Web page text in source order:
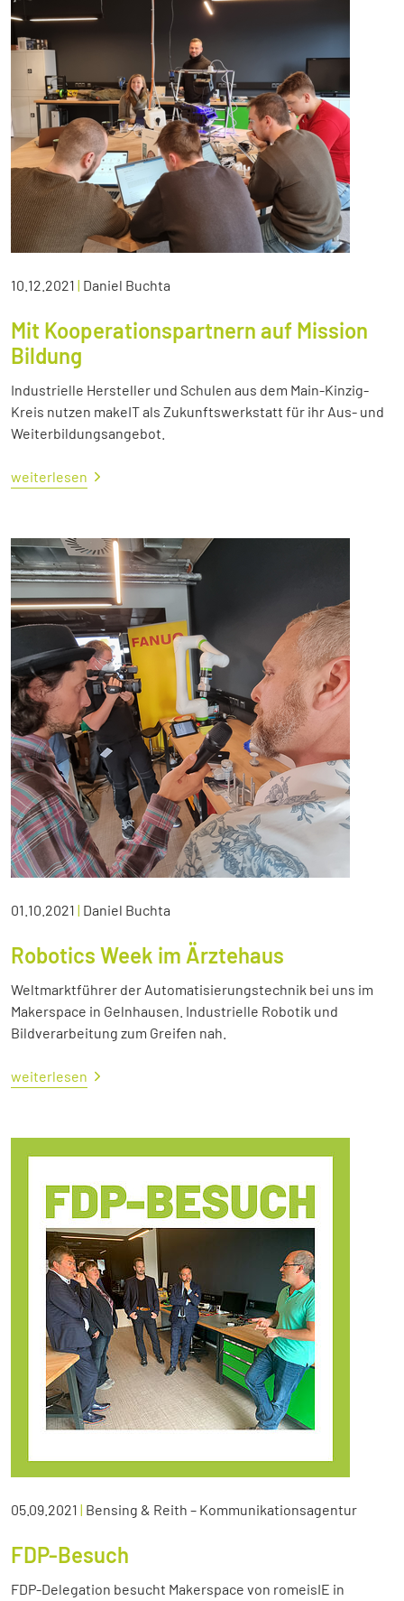
10.12.2021 | Daniel Buchta
Mit Kooperationspartnern auf Mission
Bildung
Industrielle Hersteller und Schulen aus dem Main-Kinzig-
Kreis nutzen makeIT als Zukunftswerkstatt für ihr Aus- und
Weiterbildungsangebot.
weiterlesen
01.10.2021 | Daniel Buchta
Robotics Week im Ärztehaus
Weltmarktführer der Automatisierungstechnik bei uns im
Makerspace in Gelnhausen. Industrielle Robotik und
Bildverarbeitung zum Greifen nah.
weiterlesen
05.09.2021 | Bensing & Reith – Kommunikationsagentur
FDP-Besuch
FDP-Delegation besucht Makerspace von romeisIE in